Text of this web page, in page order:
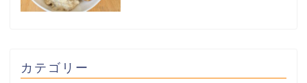
カテゴリー